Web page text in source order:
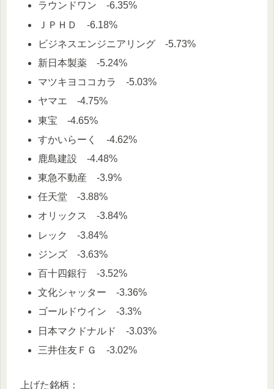
ラウンドワン -6.35%
ＪＰＨＤ -6.18%
ビジネスエンジニアリング -5.73%
新日本製薬 -5.24%
マツキヨココカラ -5.03%
ヤマエ -4.75%
東宝 -4.65%
すかいらーく -4.62%
鹿島建設 -4.48%
東急不動産 -3.9%
任天堂 -3.88%
オリックス -3.84%
レック -3.84%
ジンズ -3.63%
百十四銀行 -3.52%
文化シャッター -3.36%
ゴールドウイン -3.3%
日本マクドナルド -3.03%
三井住友ＦＧ -3.02%
上げた銘柄：